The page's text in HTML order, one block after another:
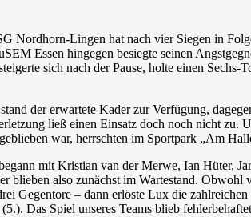
Nordhorn-Lingen hat nach vier Siegen in
Essen hingegen besiegte seinen
sich nach der Pause, holte einen
der erwartete Kader zur Verfügung,
ließ einen Einsatz doch noch nicht zu.
war, herrschten im Sportpark „Am
mit Kristian van der Merwe, Ian Hüter,
blieben also zunächst im Wartestand.
Gegentore – dann erlöste Lux die
Das Spiel unseres Teams blieb